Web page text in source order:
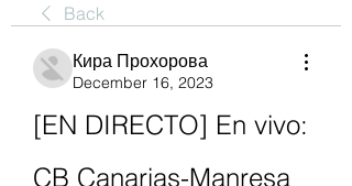
Back
Кира Прохорова
December 16, 2023
[EN DIRECTO] En vivo:
CB Canarias-Manresa